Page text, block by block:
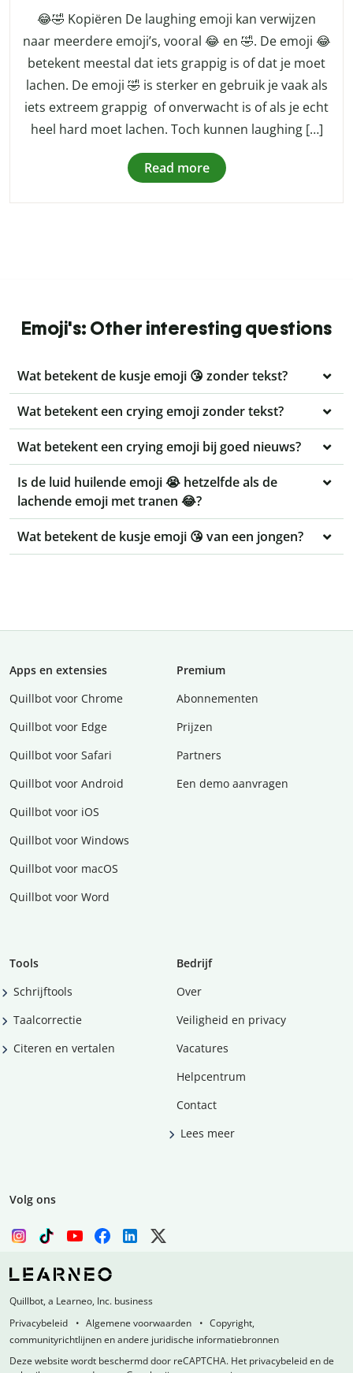
😂🤣 Kopiëren De laughing emoji kan verwijzen
naar meerdere emoji’s, vooral 😂 en 🤣. De emoji 😂
betekent meestal dat iets grappig is of dat je moet
lachen. De emoji 🤣 is sterker en gebruik je vaak als
iets extreem grappig of onverwacht is of als je echt
heel hard moet lachen. Toch kunnen laughing […]
Read more
Emoji's: Other interesting questions
Wat betekent de kusje emoji 😘 zonder tekst?
Wat betekent een crying emoji zonder tekst?
Wat betekent een crying emoji bij goed nieuws?
Is de luid huilende emoji 😭 hetzelfde als de
lachende emoji met tranen 😂?
Wat betekent de kusje emoji 😘 van een jongen?
Apps en extensies
Quillbot voor Chrome
Quillbot voor Edge
Quillbot voor Safari
Quillbot voor Android
Quillbot voor iOS
Quillbot voor Windows
Quillbot voor macOS
Quillbot voor Word
Premium
Abonnementen
Prijzen
Partners
Een demo aanvragen
Tools
Schrijftools
Taalcorrectie
Citeren en vertalen
Bedrijf
Over
Veiligheid en privacy
Vacatures
Helpcentrum
Contact
Lees meer
Volg ons
Quillbot, a Learneo, Inc. business
Privacybeleid
Algemene voorwaarden
Copyright,
communityrichtlijnen en andere juridische informatiebronnen
Deze website wordt beschermd door reCAPTCHA. Het privacybeleid en de